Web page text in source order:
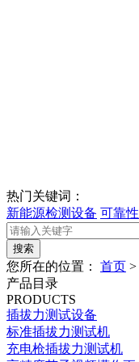
热门关键词：
新能源检测设备 可靠
您所在的位置： 首页 >
产品目录
PRODUCTS
插拔力测试设备
标准插拔力测试机
充电枪插拔力测试机